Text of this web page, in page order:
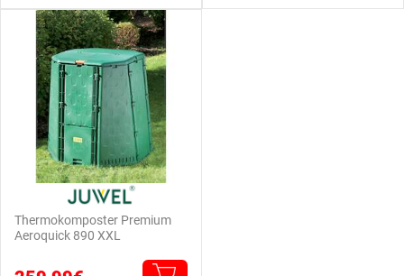
Thermokomposter Premium
Aeroquick 890 XXL